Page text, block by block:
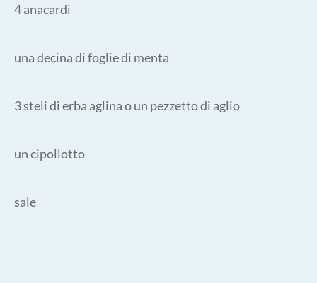
4 anacardi
una decina di foglie di menta
3 steli di erba aglina o un pezzetto di aglio
un cipollotto
sale